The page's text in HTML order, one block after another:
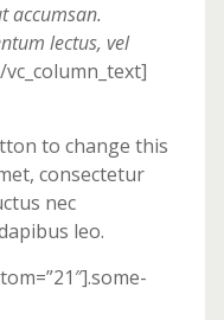
accumsan.
lectus, vel
vc_column_text]
to change this
consectetur
nec
leo.